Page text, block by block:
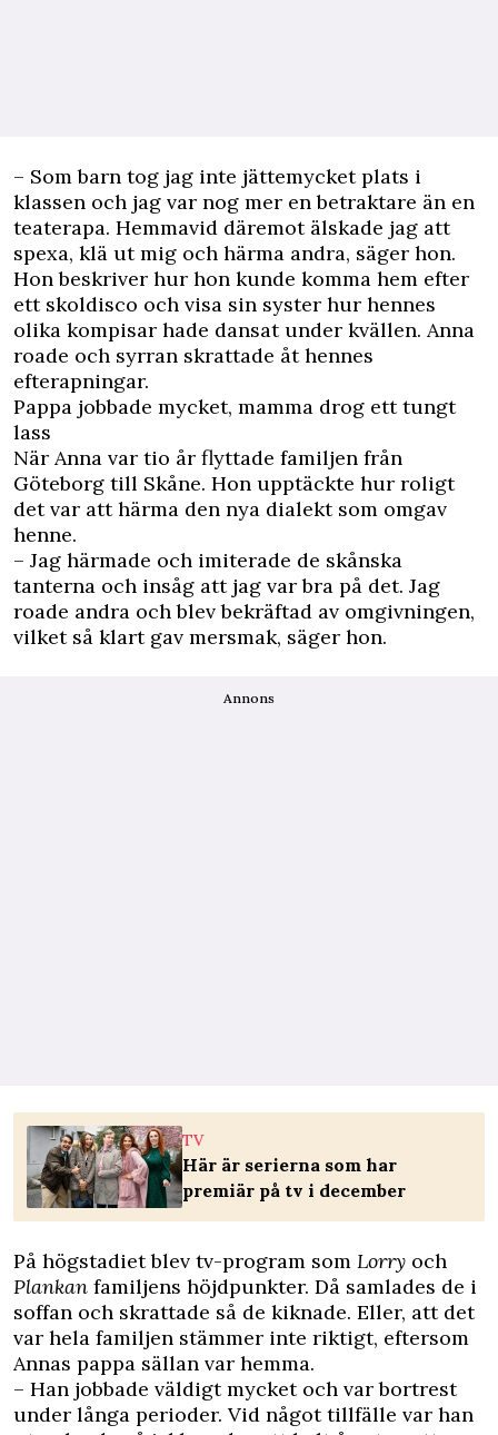
– Som barn tog jag inte jättemycket plats i
klassen och jag var nog mer en betraktare än en
teaterapa. Hemmavid däremot älskade jag att
spexa, klä ut mig och härma andra, säger hon.
Hon beskriver hur hon kunde komma hem efter
ett skoldisco och visa sin syster hur hennes
olika kompisar hade dansat under kvällen. Anna
roade och syrran skrattade åt hennes
efterapningar.
Pappa jobbade mycket, mamma drog ett tungt
lass
När Anna var tio år flyttade familjen från
Göteborg till Skåne. Hon upptäckte hur roligt
det var att härma den nya dialekt som omgav
henne.
– Jag härmade och imiterade de skånska
tanterna och insåg att jag var bra på det. Jag
roade andra och blev bekräftad av omgivningen,
vilket så klart gav mersmak, säger hon.
Annons
TV
Här är serierna som har
premiär på tv i december
På högstadiet blev tv-program som Lorry och
Plankan familjens höjdpunkter. Då samlades de i
soffan och skrattade så de kiknade. Eller, att det
var hela familjen stämmer inte riktigt, eftersom
Annas pappa sällan var hemma.
– Han jobbade väldigt mycket och var bortrest
under långa perioder. Vid något tillfälle var han